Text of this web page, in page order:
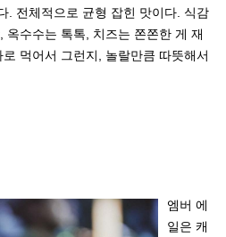
. 전체적으로 균형 잡힌 맛이다. 식감
옥수수는 톡톡, 치즈는 쫀쫀한 게 재
먹어서 그런지, 놀랄만큼 따뜻해서
엠버 에
일은 캐